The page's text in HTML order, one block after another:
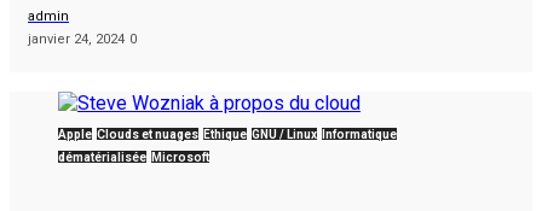
admin
janvier 24, 2024 0
Apple Clouds et nuages Éthique GNU / Linux
Informatique
dématérialisée Microsoft